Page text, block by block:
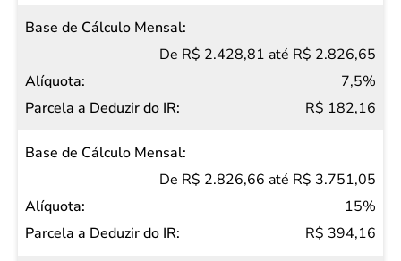
Alíquota
a
Deduzir
do IR
De R$ 2.428,81 até R$ 2.826,65
7,5%
R$ 182,16
De R$ 2.826,66 até R$ 3.751,05
15%
R$ 394,16